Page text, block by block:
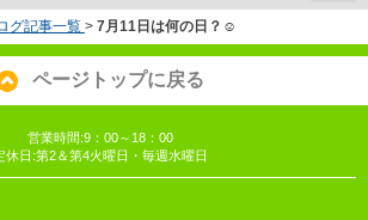
グ記事一覧 > 7月11日は何の日？☺
ページトップに戻る
営業時間:9：00～18：00
休日:第2＆第4火曜日・毎週水曜日